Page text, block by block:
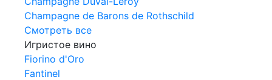
Champagne de Barons de Rothschild
Смотреть все
Игристое вино
Fiorino d'Oro
Fantinel